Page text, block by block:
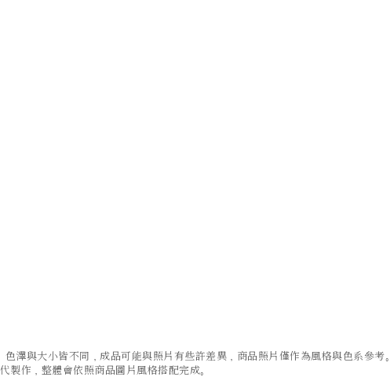
澤與大小皆不同，成品可能與照片有些許差異，商品照片僅作為風格與色系參考。
作，整體會依照商品圖片風格搭配完成。